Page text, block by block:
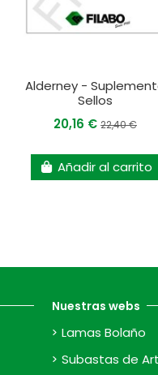
Alderney -
Sellos
20,16 €22,40 €
Añadir al carrito
Nuestras webs
Lamas Bolaño
Subastas de